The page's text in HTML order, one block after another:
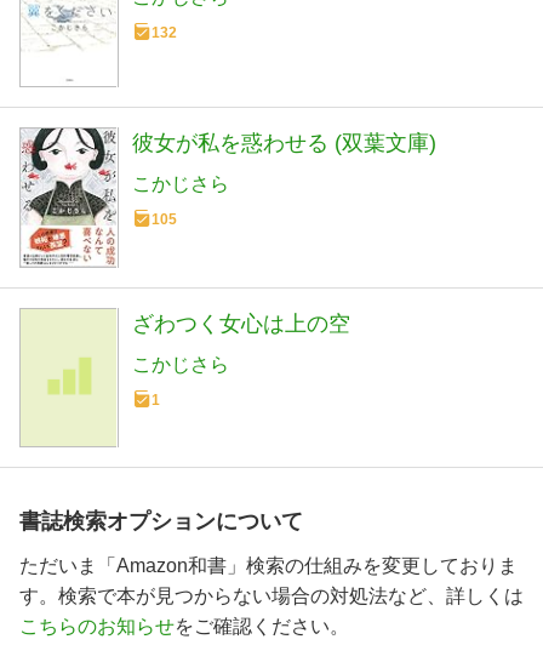
132
彼女が私を惑わせる (双葉文庫)
こかじさら
105
ざわつく女心は上の空
こかじさら
1
書誌検索オプションについて
ただいま「Amazon和書」検索の仕組みを変更しておりま
す。検索で本が見つからない場合の対処法など、詳しくは
こちらのお知らせをご確認ください。